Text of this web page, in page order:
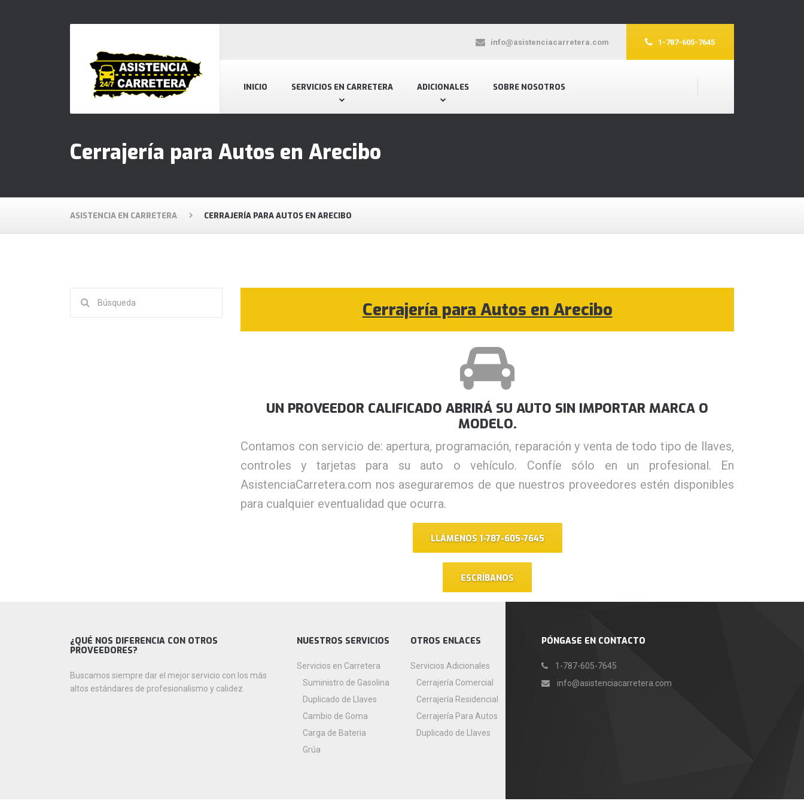
INICIO SERVICIOS EN CARRETERA ADICIONALES SOBRE NOSOTROS
info@asistenciacarretera.com 1-787-605-7645
Cerrajería para Autos en Arecibo
ASISTENCIA EN CARRETERA CERRAJERÍA PARA AUTOS EN ARECIBO
Cerrajería para Autos en Arecibo
UN PROVEEDOR CALIFICADO ABRIRÁ SU AUTO SIN IMPORTAR MARCA O
MODELO.
Contamos con servicio de: apertura, programación, reparación y venta de todo tipo de llaves,
controles y tarjetas para su auto o vehículo. Confíe sólo en un profesional. En
AsistenciaCarretera.com nos aseguraremos de que nuestros proveedores estén disponibles
para cualquier eventualidad que ocurra.
LLÁMENOS 1-787-605-7645
ESCRÍBANOS
PÓNGASE EN CONTACTO
1-787-605-7645
info@asistenciacarretera.com
¿QUÉ NOS DIFERENCIA CON OTROS
PROVEEDORES?
Buscamos siempre dar el mejor servicio con los más
altos estándares de profesionalismo y calidez.
NUESTROS SERVICIOS
Servicios en Carretera
Suministro de Gasolina
Duplicado de Llaves
Cambio de Goma
Carga de Bateria
Grúa
OTROS ENLACES
Servicios Adicionales
Cerrajería Comercial
Cerrajería Residencial
Cerrajería Para Autos
Duplicado de Llaves